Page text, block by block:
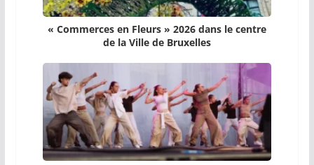
« Commerces en Fleurs » 2026 dans le centre
de la Ville de Bruxelles